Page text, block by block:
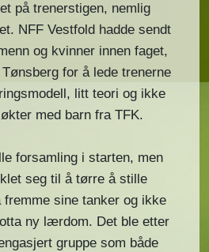
på trenerstigen, nemlig
NFF Vestfold hadde sendt
og kvinner innen faget,
for å lede trenerne
litt teori og ikke
med barn fra TFK.
forsamling i starten, men
seg til å tørre å stille
sine tanker og ikke
ny lærdom. Det ble etter
gruppe som både